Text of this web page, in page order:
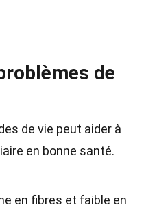
de
de vie peut aider à
en bonne santé.
en fibres et faible en